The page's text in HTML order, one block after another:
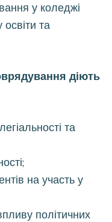
у коледжі
освіти та
ування діють
та
на участь у
політичних